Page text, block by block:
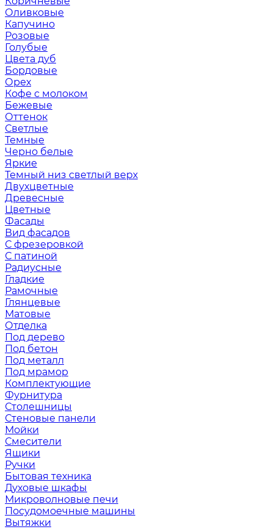
Оливковые
Капучино
Розовые
Голубые
Цвета дуб
Бордовые
Орех
Кофе с молоком
Бежевые
Оттенок
Светлые
Темные
Черно белые
Яркие
Темный низ светлый верх
Двухцветные
Древесные
Цветные
Фасады
Вид фасадов
С фрезеровкой
С патиной
Радиусные
Гладкие
Рамочные
Глянцевые
Матовые
Отделка
Под дерево
Под бетон
Под металл
Под мрамор
Комплектующие
Фурнитура
Столешницы
Стеновые панели
Мойки
Смесители
Ящики
Ручки
Бытовая техника
Духовые шкафы
Микроволновые печи
Посудомоечные машины
Вытяжки